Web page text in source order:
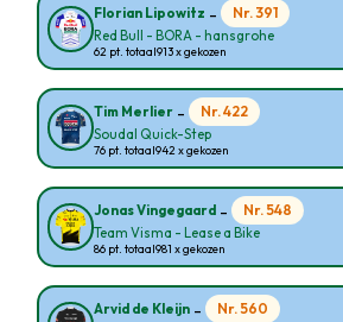
Florian Lipowitz - Nr. 391
Red Bull - BORA - hansgrohe
62 pt. totaal913 x gekozen
Tim Merlier - Nr. 422
Soudal Quick-Step
76 pt. totaal942 x gekozen
Jonas Vingegaard - Nr. 548
Team Visma - Lease a Bike
86 pt. totaal981 x gekozen
Arvid de Kleijn - Nr. 560